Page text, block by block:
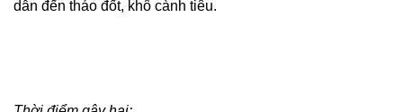
dẫn đến tháo đốt, khô cành tiêu.